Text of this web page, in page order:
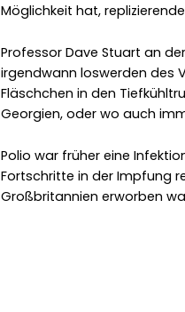
Möglichkeit hat,
Professor Dave Stuart an
irgendwann loswerden des
Fläschchen in den
Georgien, oder wo auch
Polio war früher eine
Fortschritte in der Impfung
Großbritannien erworben